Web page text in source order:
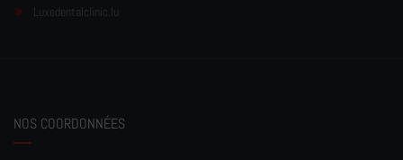
Luxedentalclinic.lu
NOS COORDONNÉES